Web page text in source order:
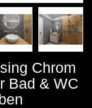
Chrom
Bad & WC